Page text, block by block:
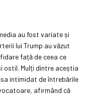
au fost variate și
lui Trump au văzut
față de ceea ce
ostil. Mulți dintre aceștia
intimidat de întrebările
afirmând că